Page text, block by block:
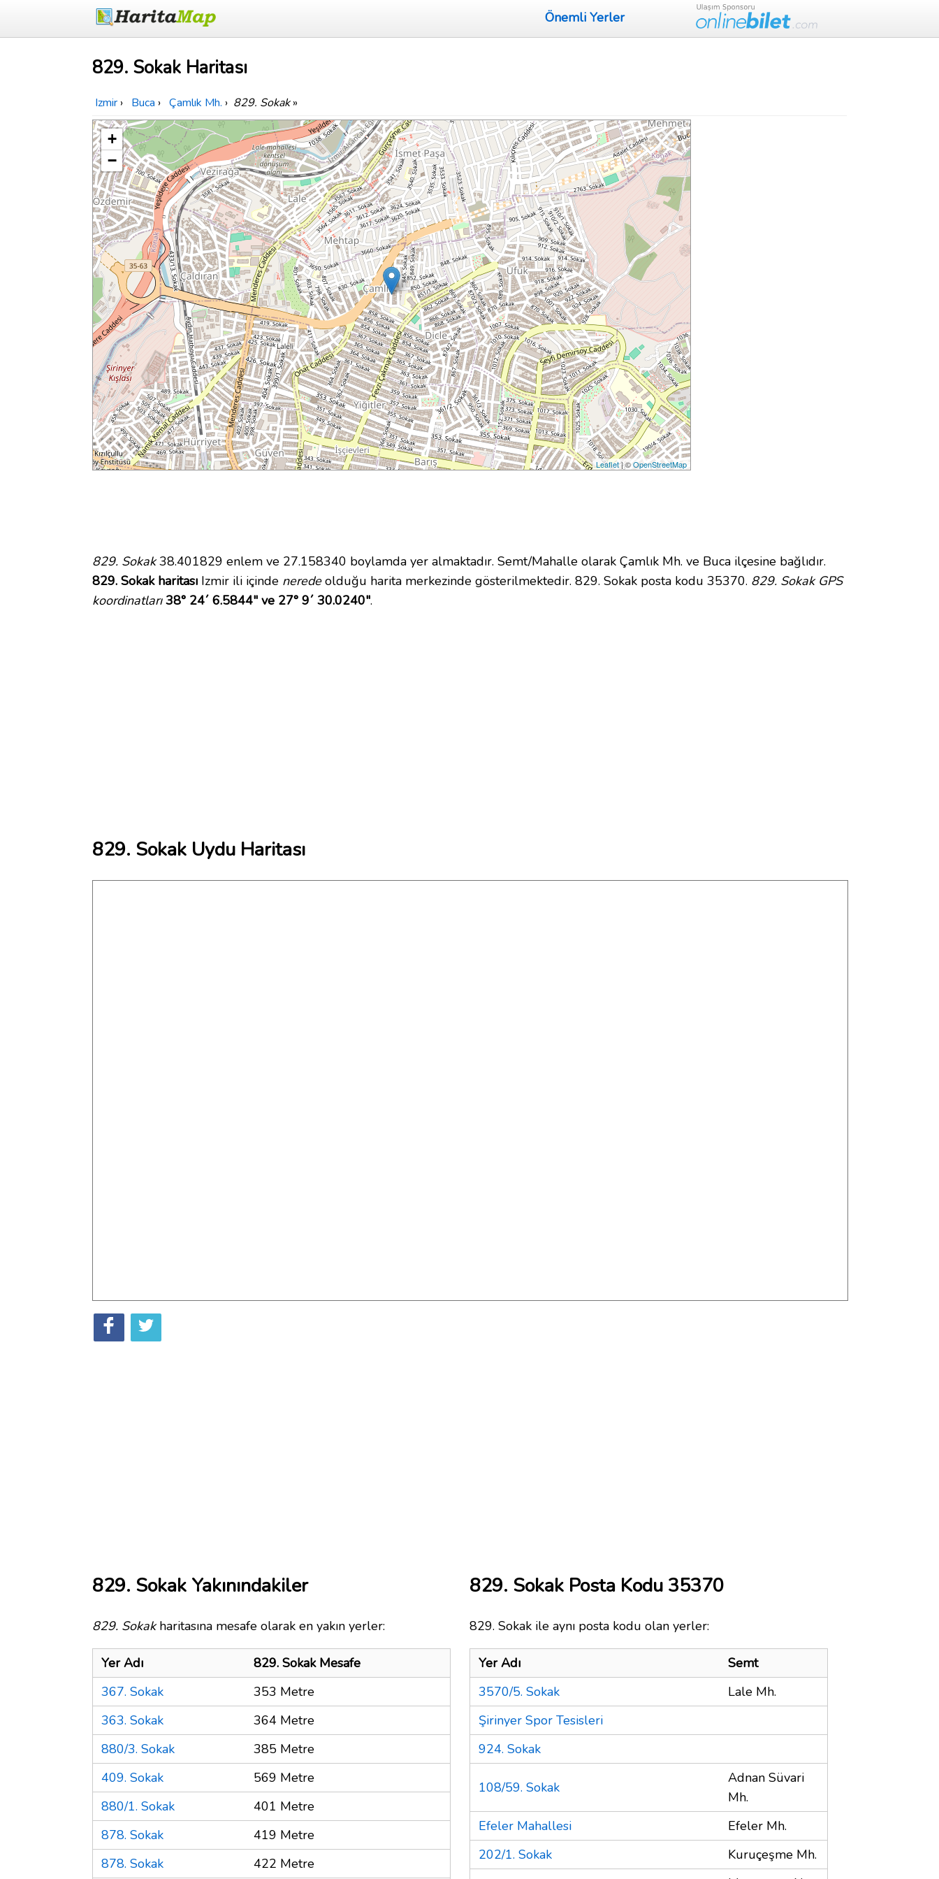
Önemli Yerler
829. Sokak Haritası
Izmir › Buca › Çamlık Mh. › 829. Sokak»
+
−
Leaflet| ©OpenStreetMap
829. Sokak38.401829 enlem ve 27.158340 boylamda yer almaktadır. Semt/Mahalle olarak Çamlık Mh. ve Buca ilçesine bağlıdır.
829. Sokak haritası Izmir ili içinde neredeolduğu harita merkezinde gösterilmektedir. 829. Sokak posta kodu 35370. 829. Sokak GPS
koordinatları 38° 24´ 6.5844" ve 27° 9´ 30.0240".
829. Sokak Uydu Haritası
829. Sokak Yakınındakiler
829. Sokakharitasına mesafe olarak en yakın yerler:
Yer Adı
829. Sokak Mesafe
367. Sokak
353 Metre
363. Sokak
364 Metre
880/3. Sokak
385 Metre
409. Sokak
569 Metre
880/1. Sokak
401 Metre
878. Sokak
419 Metre
878. Sokak
422 Metre
829. Sokak Posta Kodu 35370
829. Sokak ile aynı posta kodu olan yerler:
Yer Adı
Semt
3570/5. Sokak
Lale Mh.
Şirinyer Spor Tesisleri
924. Sokak
108/59. Sokak
Adnan Süvari
Mh.
Efeler Mahallesi
Efeler Mh.
202/1. Sokak
Kuruçeşme Mh.